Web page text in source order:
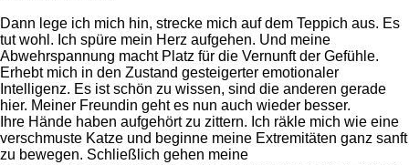
Dann lege ich mich hin, strecke mich auf dem Teppich aus. Es
tut wohl. Ich spüre mein Herz aufgehen. Und meine
Abwehrspannung macht Platz für die Vernunft der Gefühle.
Erhebt mich in den Zustand gesteigerter emotionaler
Intelligenz. Es ist schön zu wissen, sind die anderen gerade
hier. Meiner Freundin geht es nun auch wieder besser.
Ihre Hände haben aufgehört zu zittern. Ich räkle mich wie eine
verschmuste Katze und beginne meine Extremitäten ganz sanft
zu bewegen. Schließlich gehen meine